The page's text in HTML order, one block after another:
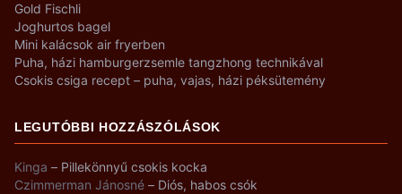
Gold Fischli
Joghurtos bagel
Mini kalácsok air fryerben
Puha, házi hamburgerzsemle tangzhong technikával
Csokis csiga recept – puha, vajas, házi péksütemény
LEGUTÓBBI HOZZÁSZÓLÁSOK
Kinga – Pillekönnyű csokis kocka
Czimmerman Jánosné – Diós, habos csók